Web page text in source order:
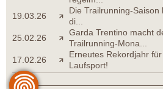
19.03.26
Die Trailrunning-
di...
25.02.26
Garda Trentino macht
Trailrunning-Mona...
17.02.26
Erneutes Rekordjahr
Laufsport!